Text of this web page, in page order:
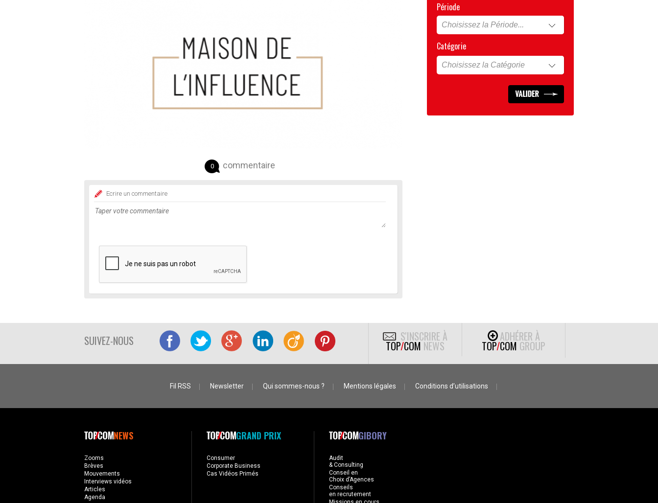
0 commentaire
Ecrire un commentaire
Période
Catégorie
SUIVEZ-NOUS S'INSCRIRE À
TOP/COM NEWS
ADHÉRER À
TOP/COM GROUP
Fil RSS Newsletter Qui sommes-nous ? Mentions légales Conditions d’utilisations
NEWS
Zooms
Brèves
Mouvements
Interviews vidéos
Articles
Agenda
GRAND PRIX
Consumer
Corporate Business
Cas Vidéos Primés
GIBORY
Audit
& Consulting
Conseil en
Choix d’Agences
Conseils
en recrutement